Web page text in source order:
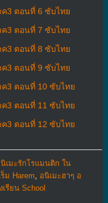
ค3 ตอนที่ 6 ซับไทย
ค3 ตอนที่ 7 ซับไทย
ค3 ตอนที่ 8 ซับไทย
ค3 ตอนที่ 9 ซับไทย
ค3 ตอนที่ 10 ซับไทย
ค3 ตอนที่ 11 ซับไทย
ค3 ตอนที่ 12 ซับไทย
เมะรักโรแมนติก ใน
ม Harem
อนิเมะฮาๆ อ
เรียน School